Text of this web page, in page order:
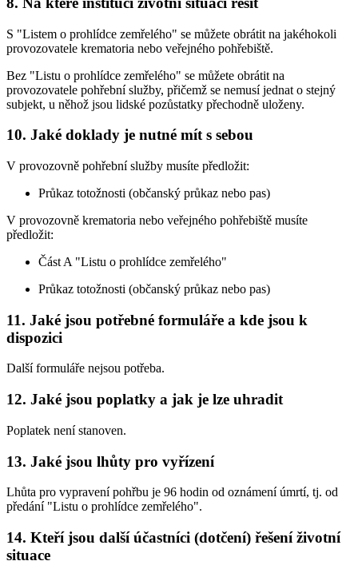
S "Listem o prohlídce zemřelého" se můžete obrátit na jakéhokoli
provozovatele krematoria nebo veřejného pohřebiště.
Bez "Listu o prohlídce zemřelého" se můžete obrátit na
provozovatele pohřební služby, přičemž se nemusí jednat o stejný
subjekt, u něhož jsou lidské pozůstatky přechodně uloženy.
10. Jaké doklady je nutné mít s sebou
V provozovně pohřební služby musíte předložit:
Průkaz totožnosti (občanský průkaz nebo pas)
V provozovně krematoria nebo veřejného pohřebiště musíte
předložit:
Část A "Listu o prohlídce zemřelého"
Průkaz totožnosti (občanský průkaz nebo pas)
11. Jaké jsou potřebné formuláře a kde jsou k
dispozici
Další formuláře nejsou potřeba.
12. Jaké jsou poplatky a jak je lze uhradit
Poplatek není stanoven.
13. Jaké jsou lhůty pro vyřízení
Lhůta pro vypravení pohřbu je 96 hodin od oznámení úmrtí, tj. od
předání "Listu o prohlídce zemřelého".
14. Kteří jsou další účastníci (dotčení) řešení životní
situace